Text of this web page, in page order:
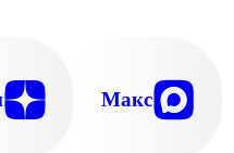
Макс